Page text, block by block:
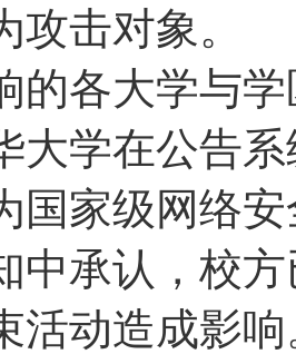
攻击对象。
的各大学与
大学在公告
国家级网络
中承认，校
活动造成影